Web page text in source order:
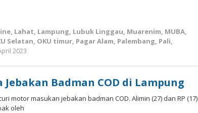
, Lahat, Lampung, Lubuk Linggau, Muarenim, MUBA,
Selatan, OKU timur, Pagar Alam, Palembang, Pali,
2023
Badman COD di Lampung
motor masukan jebakan badman COD. Alimin (27) dan RP (17)
oleh